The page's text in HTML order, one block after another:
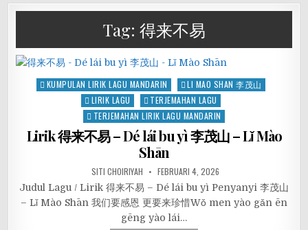
Tag: 得来不易
Posted
KUMPULAN LIRIK LAGU MANDARIN
LI MAO SHAN 李茂山
LIRIK LAGU
TERJEMAHAN LAGU
TERJEMAHAN LIRIK LAGU MANDARIN
Lirik 得来不易 – Dé lái bu yì 李茂山 – Lǐ Mào
Shān
SITI CHOIRIYAH FEBRUARI 4, 2026
Judul Lagu / Lirik 得来不易 – Dé lái bu yì Penyanyi 李茂山
– Lǐ Mào Shān 我们要感恩 更要来珍惜Wǒ men yào gǎn ēn
gēng yào lái…